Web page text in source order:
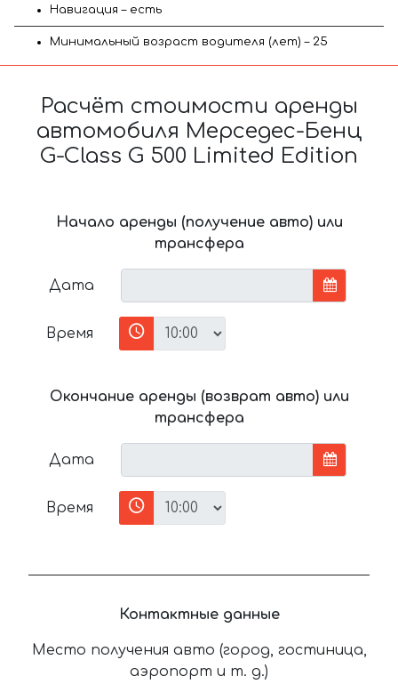
Навигация – есть
Минимальный возраст водителя (лет) – 25
Расчёт стоимости аренды
автомобиля Мерседес-Бенц
G-Class G 500 Limited Edition
Начало аренды (получение авто) или
трансфера
Дата
Время
Окончание аренды (возврат авто) или
трансфера
Дата
Время
Контактные данные
Место получения авто (город, гостиница,
аэропорт и т. д.)